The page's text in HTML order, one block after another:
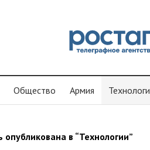
Общество Армия
опубликована в “Технологии”